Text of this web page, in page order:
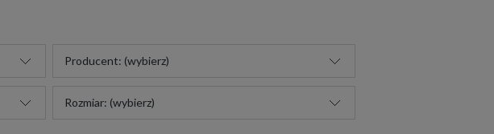
Producent: (wybierz)
Rozmiar: (wybierz)